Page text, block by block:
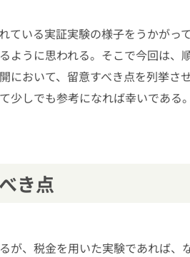
ている実証実験の様子をうかがっ
ように思われる。そこで今回は、
において、留意すべき点を列挙さ
少しでも参考になれば幸いである。
き点
が、税金を用いた実験であれば、